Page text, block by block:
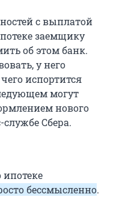
с выплатой
заемщику
об этом банк.
у него
испортится
могут
нового
Сбера.
бессмысленно.